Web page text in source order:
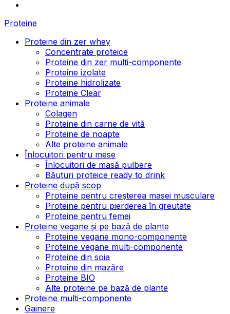
Proteine
Proteine din zer whey
Concentrate proteice
Proteine din zer multi-componente
Proteine izolate
Proteine hidrolizate
Proteine Clear
Proteine animale
Colagen
Proteine din carne de vită
Proteine de noapte
Alte proteine animale
Înlocuitori pentru mese
Înlocuitori de masă pulbere
Băuturi proteice ready to drink
Proteine după scop
Proteine pentru creșterea masei musculare
Proteine pentru pierderea în greutate
Proteine pentru femei
Proteine vegane și pe bază de plante
Proteine vegane mono-componente
Proteine vegane multi-componente
Proteine din soia
Proteine din mazăre
Proteine BIO
Alte proteine pe bază de plante
Proteine multi-componente
Gainere